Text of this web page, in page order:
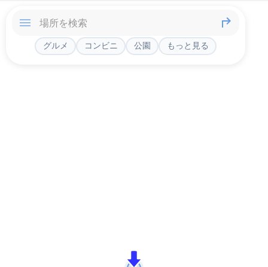
グルメ コンビニ 公園 もっと見る